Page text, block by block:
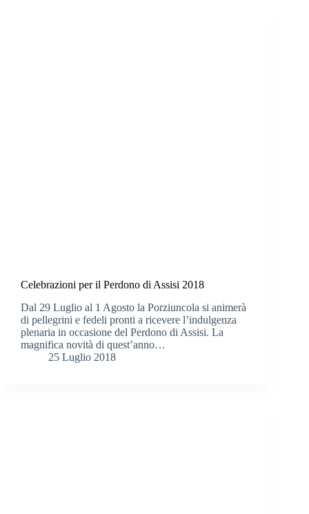
Celebrazioni per il Perdono di Assisi 2018
Dal 29 Luglio al 1 Agosto la Porziuncola si animerà
di pellegrini e fedeli pronti a ricevere l’indulgenza
plenaria in occasione del Perdono di Assisi. La
magnifica novità di quest’anno…
25 Luglio 2018